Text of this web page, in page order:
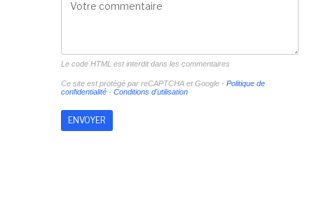
Le code HTML est interdit dans les commentaires
Ce site est protégé par reCAPTCHA et Google - Politique de
confidentialité- Conditions d'utilisation